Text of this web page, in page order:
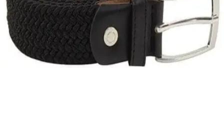
Quick View
Εξαντλημένο